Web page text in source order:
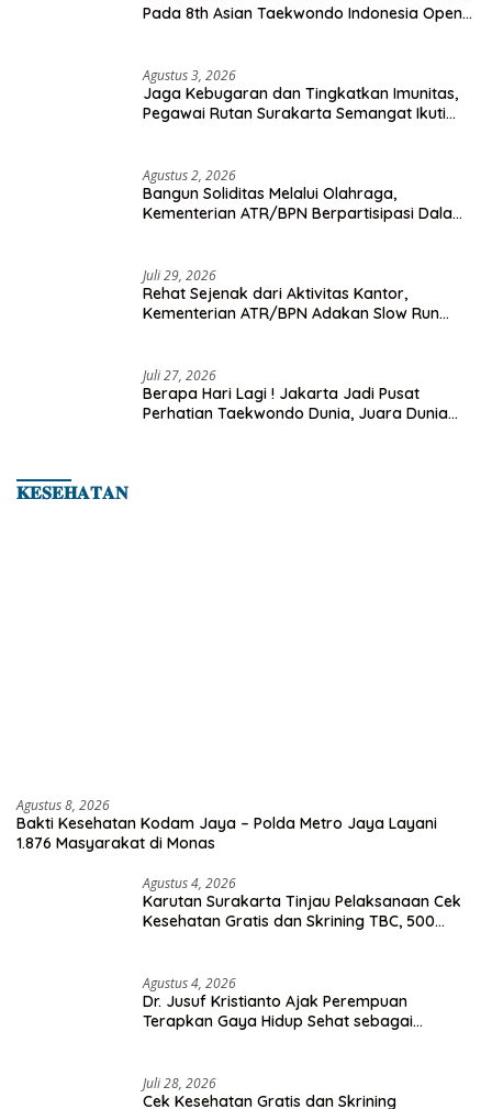
Pada 8th Asian Taekwondo Indonesia Open
Agustus 3, 2026
Jaga Kebugaran dan Tingkatkan Imunitas,
Pegawai Rutan Surakarta Semangat Ikuti
Agustus 2, 2026
Bangun Soliditas Melalui Olahraga,
Kementerian ATR/BPN Berpartisipasi Dalam
Juli 29, 2026
Rehat Sejenak dari Aktivitas Kantor,
Kementerian ATR/BPN Adakan Slow Run
Juli 27, 2026
Berapa Hari Lagi ! Jakarta Jadi Pusat
Perhatian Taekwondo Dunia, Juara Dunia
𝐊𝐄𝐒𝐄𝐇𝐀𝐓𝐀𝐍
Agustus 8, 2026
Bakti Kesehatan Kodam Jaya – Polda Metro Jaya Layani
1.876 Masyarakat di Monas
Agustus 4, 2026
Karutan Surakarta Tinjau Pelaksanaan Cek
Kesehatan Gratis dan Skrining TBC, 500
Agustus 4, 2026
Dr. Jusuf Kristianto Ajak Perempuan
Terapkan Gaya Hidup Sehat sebagai
Juli 28, 2026
Cek Kesehatan Gratis dan Skrining